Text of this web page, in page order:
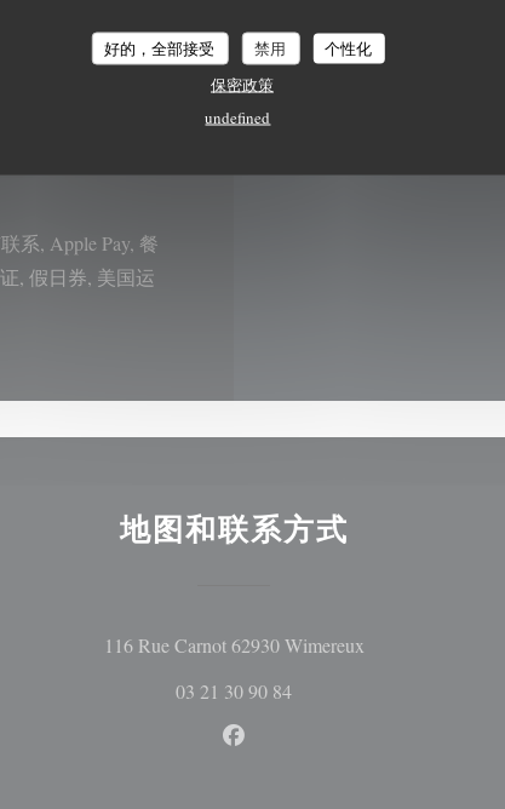
好的，全部接受 禁用
个性化
保密政策
undefined
系, Apple Pay, 餐
, 假日券, 美国运
星期日
地图和联系方式
116 Rue Carnot 62930 Wimereux((在新窗口中打
03 21 30 90 84
Facebook ((在新窗口中打开))